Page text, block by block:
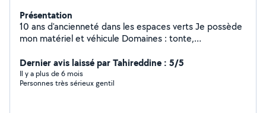
Présentation
10 ans d'ancienneté dans les espaces verts Je possède
mon matériel et véhicule Domaines : tonte,
nettoyage façades et toitures et petits travaux
Dernier avis laissé par Tahireddine : 5/5
Il y a plus de 6 mois
Personnes très sérieux gentil